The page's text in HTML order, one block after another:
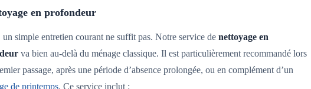
en profondeur
un simple entretien courant ne suffit pas. Notre service de nettoyage en
va bien au-delà du ménage classique. Il est particulièrement recommandé lors
passage, après une période d’absence prolongée, ou en complément d’un
de printemps. Ce service inclut :